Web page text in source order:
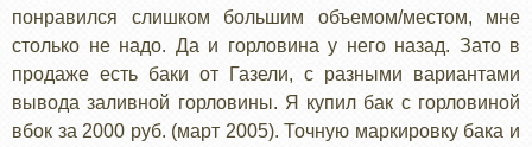
понравился слишком большим объемом/местом, мне
столько не надо. Да и горловина у него назад. Зато в
продаже есть баки от Газели, с разными вариантами
вывода заливной горловины. Я купил бак с горловиной
вбок за 2000 руб. (март 2005). Точную маркировку бака и